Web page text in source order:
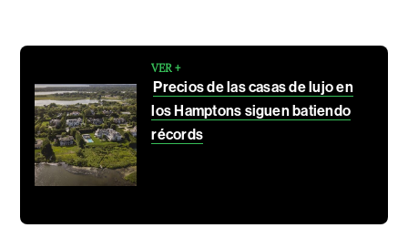
VER +
Precios de las casas de lujo en
los Hamptons siguen batiendo
récords